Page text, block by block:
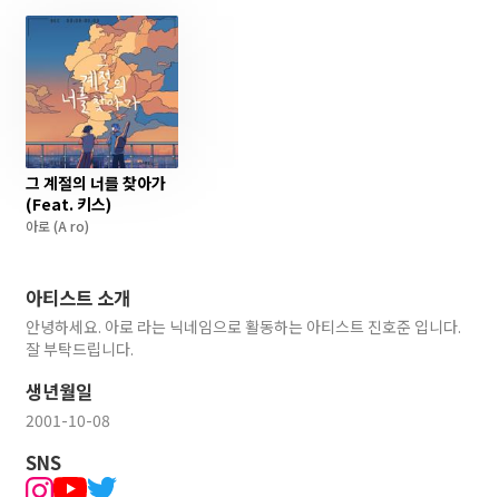
그 계절의 너를 찾아가
(Feat. 키스)
아로(A ro)
아티스트 소개
안녕하세요. 아로 라는 닉네임으로 활동하는 아티스트 진호준 입니다.
잘 부탁드립니다.
생년월일
2001-10-08
SNS